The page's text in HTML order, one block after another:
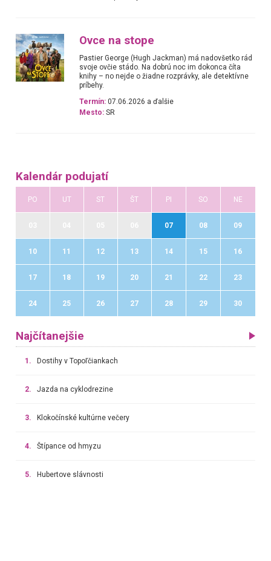
Ovce na stope
Pastier George (Hugh Jackman) má nadovšetko rád
svoje ovčie stádo. Na dobrú noc im dokonca číta
knihy – no nejde o žiadne rozprávky, ale detektívne
príbehy.
Termín: 07.06.2026 a ďalšie
Mesto: SR
Kalendár podujatí
PO UT ST ŠT PI SO NE
07 08 09
10 11 12 13 14 15 16
17 18 19 20 21 22 23
24 25 26 27 28 29 30
Najčítanejšie
1. Dostihy v Topoľčiankach
2. Jazda na cyklodrezine
3. Klokočínské kultúrne večery
4. Štípance od hmyzu
5. Hubertove slávnosti